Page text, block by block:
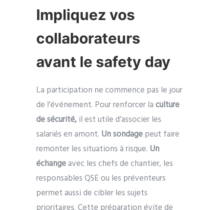
Impliquez vos
collaborateurs
avant le safety day
La participation ne commence pas le jour
de l’événement. Pour renforcer laculture
de sécurité,il est utile d’associer les
salariés en amont. Un sondagepeut faire
remonter les situations à risque. Un
échangeavec les chefs de chantier, les
responsables QSE ou les préventeurs
permet aussi de cibler les sujets